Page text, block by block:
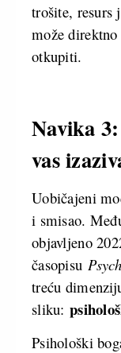
trošite, resurs
može
otkupiti.
Navika
vas
Uobičajeni
i smisao.
objavljeno
časopisu
treću
sliku:
Psihološki